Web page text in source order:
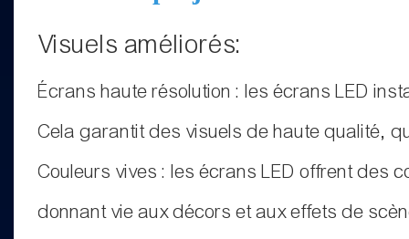
Visuels améliorés:
Écrans haute résolution : les écrans LED
Cela garantit des visuels de haute qualité,
Couleurs vives : les écrans LED offrent des
donnant vie aux décors et aux effets de